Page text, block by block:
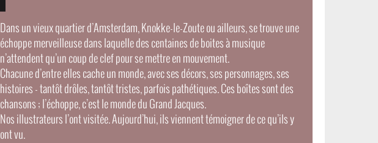
Dans un vieux quartier d’Amsterdam, Knokke-le-Zoute ou ailleurs, se trouve une
échoppe merveilleuse dans laquelle des centaines de boites à musique
n’attendent qu’un coup de clef pour se mettre en mouvement.
Chacune d’entre elles cache un monde, avec ses décors, ses personnages, ses
histoires - tantôt drôles, tantôt tristes, parfois pathétiques. Ces boîtes sont des
chansons ; l’échoppe, c’est le monde du Grand Jacques.
Nos illustrateurs l’ont visitée. Aujourd’hui, ils viennent témoigner de ce qu’ils y
ont vu.